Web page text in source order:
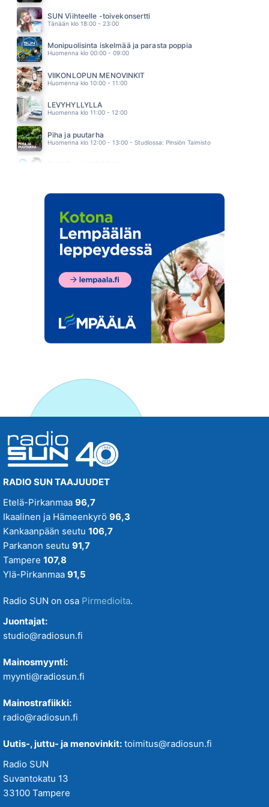
IDA PAUL & KALLE LINDROTH
03.28
SUN Viihteelle -toivekonsertti
Tänään klo 18:00 - 23:00
Monipuolisinta iskelmää ja parasta poppia
Huomenna klo 00:00 - 09:00
VIIKONLOPUN MENOVINKIT
Huomenna klo 10:00 - 11:00
LEVYHYLLYLLÄ
Huomenna klo 11:00 - 12:00
Piha ja puutarha
Huomenna klo 12:00 - 13:00 - Studiossa: Pinsiön Taimisto
RADIO SUN TAAJUUDET
Etelä-Pirkanmaa 96,7
Ikaalinen ja Hämeenkyrö 96,3
Kankaanpään seutu 106,7
Parkanon seutu 91,7
Tampere 107,8
Ylä-Pirkanmaa 91,5
Radio SUN on osa Pirmedioita.
Juontajat:
studio@radiosun.fi
Mainosmyynti:
myynti@radiosun.fi
Mainostrafiikki:
radio@radiosun.fi
Uutis-, juttu- ja menovinkit: toimitus@radiosun.fi
Radio SUN
Suvantokatu 13
33100 Tampere